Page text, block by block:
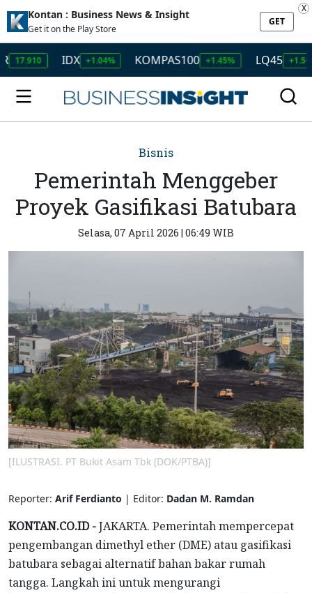
Kontan : Business News & Insight
Get it on the Play Store
GET
X
IDX +1.04% KOMPAS100 +1.45% LQ45 +1.50%
Bisnis
Pemerintah Menggeber
Proyek Gasifikasi Batubara
Selasa, 07 April 2026 | 06:49 WIB
[ILUSTRASI. PT Bukit Asam Tbk (DOK/PTBA)]
Reporter: Arif Ferdianto | Editor: Dadan M. Ramdan
KONTAN.CO.ID -JAKARTA. Pemerintah mempercepat
pengembangan dimethyl ether (DME) atau gasifikasi
batubara sebagai alternatif bahan bakar rumah
tangga. Langkah ini untuk mengurangi